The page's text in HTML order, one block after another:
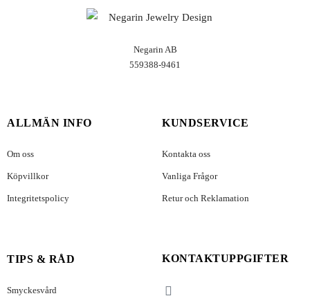
Negarin AB
559388-9461
ALLMÄN INFO
Om oss
Köpvillkor
Integritetspolicy
KUNDSERVICE
Kontakta oss
Vanliga Frågor
Retur och Reklamation
TIPS & RÅD
Smyckesvård
KONTAKTUPPGIFTER